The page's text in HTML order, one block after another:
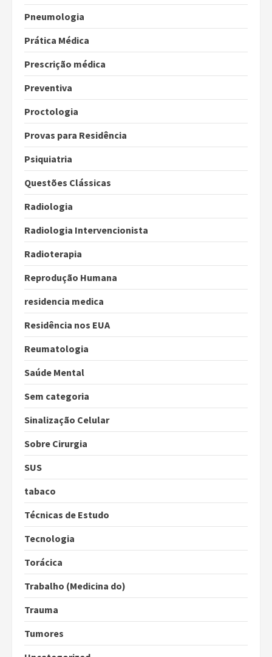
Pneumologia
Prática Médica
Prescrição médica
Preventiva
Proctologia
Provas para Residência
Psiquiatria
Questões Clássicas
Radiologia
Radiologia Intervencionista
Radioterapia
Reprodução Humana
residencia medica
Residência nos EUA
Reumatologia
Saúde Mental
Sem categoria
Sinalização Celular
Sobre Cirurgia
SUS
tabaco
Técnicas de Estudo
Tecnologia
Torácica
Trabalho (Medicina do)
Trauma
Tumores